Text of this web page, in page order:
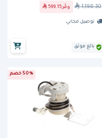
1,198.30 وفّر 599.15
توصيل مجاني
بائع موثق
50% خصم